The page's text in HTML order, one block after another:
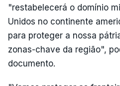
"restabelecerá o domínio
Unidos no continente
para proteger a nossa
zonas-chave da região",
documento.